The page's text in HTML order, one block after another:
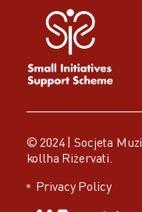
© 2024 |Socjeta
kollha Riżervati.
Privacy Policy